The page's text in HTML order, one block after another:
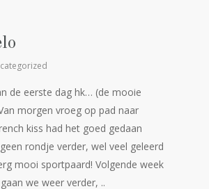
de eerste dag hk… (de mooie
morgen vroeg op pad naar
kiss had het goed gedaan
rondje verder, wel veel geleerd
mooi sportpaard! Volgende week
we weer verder, ..